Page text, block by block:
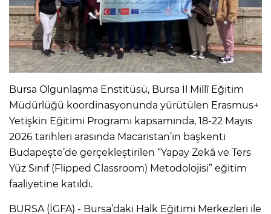
Bursa Olgunlaşma Enstitüsü, Bursa İl Millî Eğitim
Müdürlüğü koordinasyonunda yürütülen Erasmus+
Yetişkin Eğitimi Programı kapsamında, 18-22 Mayıs
2026 tarihleri arasında Macaristan’ın başkenti
Budapeşte’de gerçekleştirilen “Yapay Zekâ ve Ters
Yüz Sınıf (Flipped Classroom) Metodolojisi” eğitim
faaliyetine katıldı.
BURSA (İGFA) - Bursa’daki Halk Eğitimi Merkezleri ile